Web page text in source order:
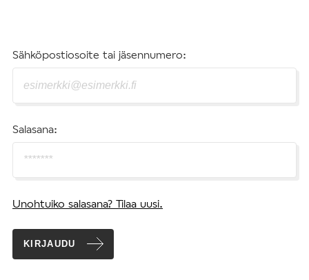
Sähköpostiosoite tai jäsennumero:
Salasana:
Unohtuiko salasana? Tilaa uusi.
KIRJAUDU